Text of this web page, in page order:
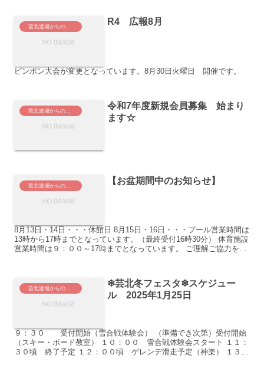
芸北道場からのお知らせ R4 広報8月
ピンポン大会が変更となっています。8月30日火曜日 開催です。
令和7年度新規会員募集 始まり
ます☆
【お盆期間中のお知らせ】
8月13日・14日・・・休館日 8月15日・16日・・・プール営業時間は
13時から17時までとなっています。（最終受付16時30分） 体育施設
営業時間は９：００～17時までとなっています。 ご理解ご協力をよ
芸北道場からのお知らせ
❄芸北冬フェスタ❄スケジュー
ル 2025年1月25日
９：３０ 受付開始（雪合戦体験会） （準備でき次第）受付開始
（スキー・ボード教室） １０：００ 雪合戦体験会スタート １１：
３０頃 終了予定 １２：００頃 ゲレンデ滑走予定（神楽） １３：